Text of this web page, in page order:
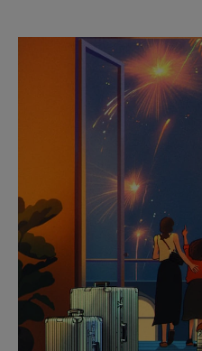
PAUZEREN
HIER
OM
HET
DEMPEN
OP
TE
HEFFEN